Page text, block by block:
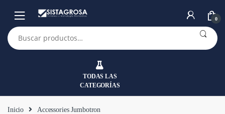
navegación
contenido
0
Buscar
por:
TODAS LAS
CATEGORÍAS
Inicio Accessories Jumbotron